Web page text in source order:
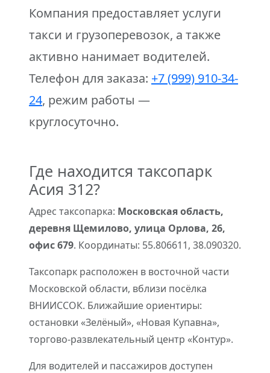
Компания предоставляет услуги
такси и грузоперевозок, а также
активно нанимает водителей.
Телефон для заказа: +7 (999) 910-34-
24, режим работы —
круглосуточно.
Где находится таксопарк
Асия 312?
Адрес таксопарка: Московская область,
деревня Щемилово, улица Орлова, 26,
офис 679. Координаты: 55.806611, 38.090320.
Таксопарк расположен в восточной части
Московской области, вблизи посёлка
ВНИИССОК. Ближайшие ориентиры:
остановки «Зелёный», «Новая Купавна»,
торгово-развлекательный центр «Контур».
Для водителей и пассажиров доступен